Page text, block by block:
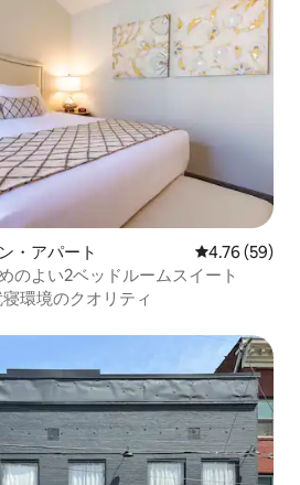
・アパート レビュー59
4.76 (59)
のよい2ベッドルームスイート
環境のクオリティ
です。